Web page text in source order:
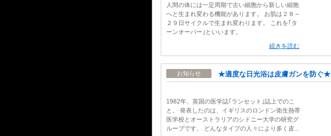
人間の体には一定周期で古い細胞から新しい細胞
へと生まれ変わる機能があります。 お肌は２８～
２９日サイクルで生まれ変わります。 これを｢タ
ーンオーバー｣といいます。
続きを読む
お知らせ ★適度な日光浴は皮膚ガンを防ぐ★
1982年、英国の医学誌｢ランセット｣誌上でのこ
と。 発表したのは、イギリスのロンドン衛生熱帯
医学校とオーストラリアのシドニー大学の研究グ
ループです。 どんなタイプの人々により多く皮...